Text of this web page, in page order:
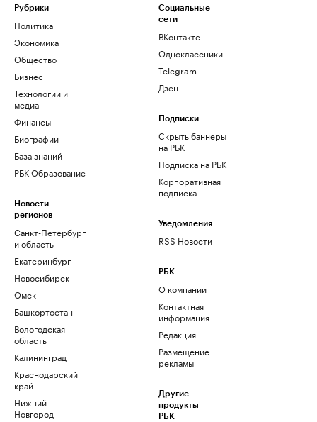
Рубрики
Политика
Экономика
Общество
Бизнес
Технологии и
медиа
Финансы
Биографии
База знаний
РБК Образование
Новости
регионов
Санкт-Петербург
и область
Екатеринбург
Новосибирск
Омск
Башкортостан
Вологодская
область
Калининград
Краснодарский
край
Нижний
Новгород
Социальные
сети
ВКонтакте
Одноклассники
Telegram
Дзен
Подписки
Скрыть баннеры
на РБК
Подписка на РБК
Корпоративная
подписка
Уведомления
RSS Новости
РБК
О компании
Контактная
информация
Редакция
Размещение
рекламы
Другие
продукты
РБК